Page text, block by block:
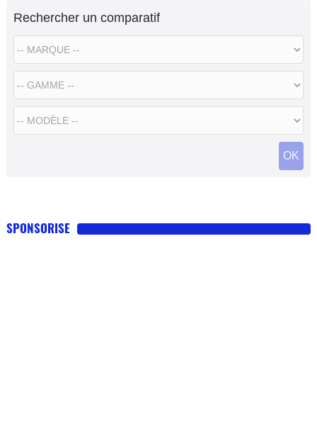
Rechercher un comparatif
OK
SPONSORISE